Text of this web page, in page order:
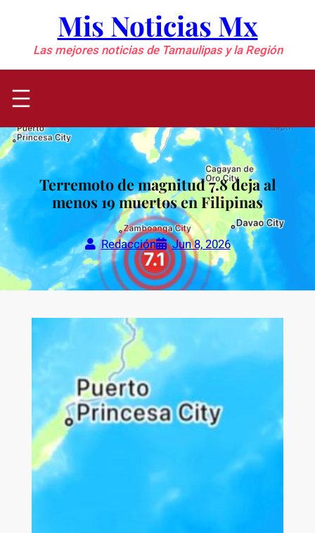
contenido
Mis Noticias Mx
Las mejores noticias de Tamaulipas y la Región
Terremoto de magnitud 7.8 deja al
menos 19 muertos en Filipinas
Redacción Jun 8, 2026